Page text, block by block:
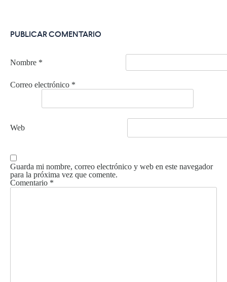
PUBLICAR COMENTARIO
Nombre *
Correo electrónico *
Web
Guarda mi nombre, correo electrónico y web en este navegador
para la próxima vez que comente.
Comentario *